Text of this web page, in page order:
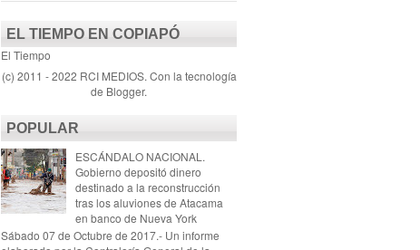
EL TIEMPO EN COPIAPÓ
El Tiempo
(c) 2011 - 2022 RCI MEDIOS. Con la tecnología
de Blogger.
POPULAR
ESCÁNDALO NACIONAL.
Gobierno depositó dinero
destinado a la reconstrucción
tras los aluviones de Atacama
en banco de Nueva York
Sábado 07 de Octubre de 2017.- Un informe